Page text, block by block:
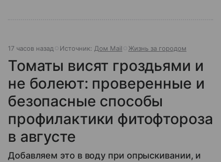
17 часов назад Источник: Дом Mail Жизнь за городом
Томаты висят гроздьями и
не болеют: проверенные и
безопасные способы
профилактики фитофтороза
в августе
Добавляем это в воду при опрыскивании, и